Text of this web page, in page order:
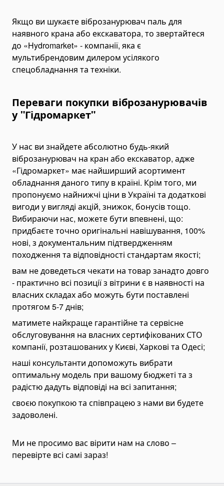
Якщо ви шукаєте віброзанурювач паль для
наявного крана або екскаватора, то звертайтеся
до «Hydromarket» - компанії, яка є
мультибрендовим дилером усілякого
спецобладнання та техніки.
Переваги покупки віброзанурювачів
у "Гідромаркет"
У нас ви знайдете абсолютно будь-який
віброзанурювач на кран або екскаватор, адже
«Гідромаркет» має найширший асортимент
обладнання даного типу в країні. Крім того, ми
пропонуємо найнижчі ціни в Україні та додаткові
вигоди у вигляді акцій, знижок, бонусів тощо.
Вибираючи нас, можете бути впевнені, що:
придбаєте точно оригінальні навішування, 100%
нові, з документальним підтвердженням
походження та відповідності стандартам якості;
вам не доведеться чекати на товар занадто довго
- практично всі позиції з вітрини є в наявності на
власних складах або можуть бути поставлені
протягом 5-7 днів;
матимете найкраще гарантійне та сервісне
обслуговування на власних сертифікованих СТО
компанії, розташованих у Києві, Харкові та Одесі;
наші консультанти допоможуть вибрати
оптимальну модель при вашому бюджеті та з
радістю дадуть відповіді на всі запитання;
своєю покупкою та співпрацею з нами ви будете
задоволені.
Ми не просимо вас вірити нам на слово –
перевірте всі самі зараз!